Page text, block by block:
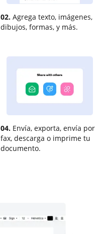
02. Agrega texto, imágenes,
dibujos, formas, y más.
04. Envía, exporta, envía por
fax, descarga o imprime tu
documento.